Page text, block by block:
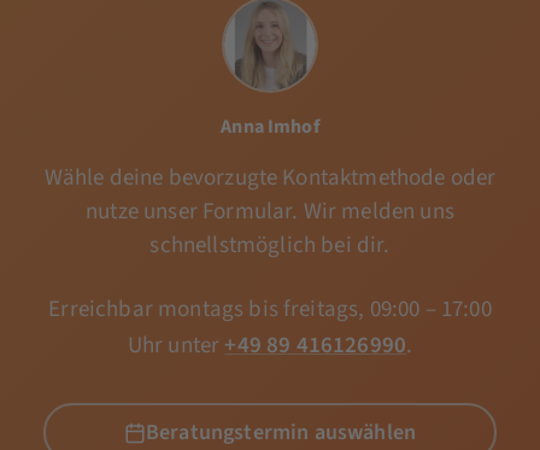
Anna Imhof
Wähle deine bevorzugte Kontaktmethode oder
nutze unser Formular. Wir melden uns
schnellstmöglich bei dir.
Erreichbar montags bis freitags, 09:00 – 17:00
Uhr unter+49 89 416126990.
Beratungstermin auswählen